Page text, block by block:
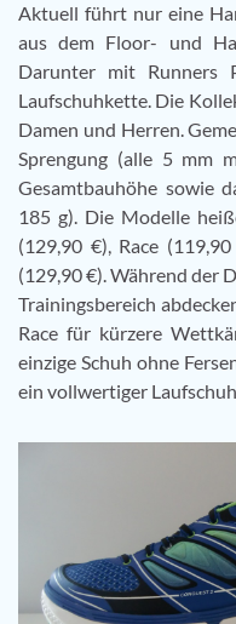
Aktuell führt nur eine
aus dem Floor- und
Darunter mit Runners
Laufschuhkette. Die
Damen und Herren.
Sprengung (alle 5 mm
Gesamtbauhöhe sowie
185 g). Die Modelle
(129,90 €), Race
(129,90 €). Während der
Trainingsbereich
Race für kürzere
einzige Schuh ohne
ein vollwertiger